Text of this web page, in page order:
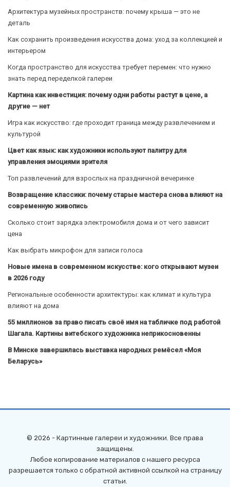
Архитектура музейных пространств: почему крыша — это не
деталь
Как сохранить произведения искусства дома: уход за коллекцией и
интерьером
Когда пространство для искусства требует перемен: что нужно
знать перед переделкой галереи
Картина как инвестиция: почему одни работы растут в цене, а
другие — нет
Игра как искусство: где проходит граница между развлечением и
культурой
Цвет как язык: как художники используют палитру для
управления эмоциями зрителя
Топ развлечений для взрослых на праздничной вечеринке
Возвращение классики: почему старые мастера снова влияют на
современную живопись
Сколько стоит зарядка электромобиля дома и от чего зависит
цена
Как выбрать микрофон для записи голоса
Новые имена в современном искусстве: кого открывают музеи
в 2026 году
Региональные особенности архитектуры: как климат и культура
влияют на дома
55 миллионов за право писать своё имя на табличке под работой
Шагала. Картины витебского художника неприкосновенны
В Минске завершилась выставка народных ремёсел «Моя
Беларусь»
© 2026 - Картинные галереи и художники. Все права
защищены.
Любое копирование материалов с нашего ресурса
разрешается только с обратной активной ссылкой на страницу
статьи.